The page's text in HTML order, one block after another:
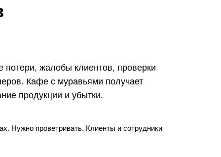
потери, жалобы клиентов, проверки
Кафе с муравьями получает
продукции и убытки.
Нужно проветривать. Клиенты и сотрудники